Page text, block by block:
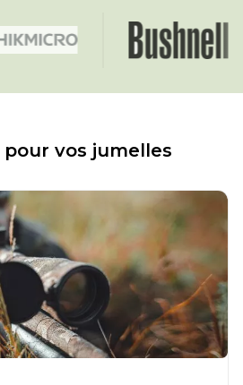
Bushnell
vos jumelles